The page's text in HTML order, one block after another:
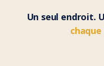
Un seul endroit.